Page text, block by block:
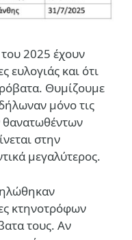
2025 έχουν
ευλογιάς και ότι
Θυμίζουμε
μόνο τις
θανατωθέντων
στην
μεγαλύτερος.
κτηνοτρόφων
τους. Αν